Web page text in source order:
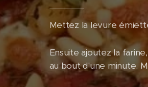
Mettez la levure
Ensuite ajoutez la
au bout d'une minute.